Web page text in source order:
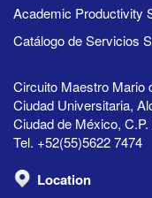
Academic Productivity
Catálogo de Servicios
Circuito Maestro Mario
Ciudad Universitaria,
Ciudad de México, C.P.
Tel. +52(55)5622 7474
Location